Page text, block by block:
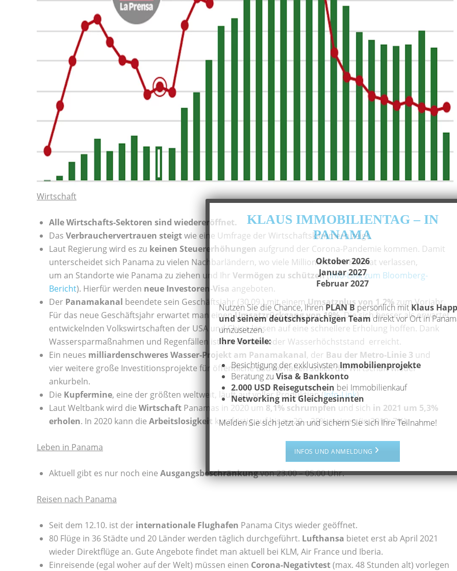
Wirtschaft
Alle Wirtschafts-Sektoren sind wiedereröffnet.
Das Verbrauchervertrauen steigtwie eine Umfrage der Wirtschaftskammern zeigt.
Laut Regierung wird es zu keinen Steuererhöhungen aufgrund der Corona-Pandemie kommen. Damit
unterscheidet sich Panama zu vielen Nachbarländern, wo viele Millionäre ihre Heimat verlassen,
um an Standorte wie Panama zu ziehen und Ihr Vermögen zu schützen(Info-Link zum Bloomberg-
Bericht). Hierfür werden neue Investoren-Visa angeboten.
Der Panamakanal beendete sein Geschäftsjahr (30.09.) mit einemUmsatzplus von 1,2% zum Vorjahr.
Für das neue Geschäftsjahr erwartet man einenUmsatzrückgang von 10%. Die sich besser als erwartet
entwickelnden Volkswirtschaften der USA und China lassen auf eine schnellere Erholung hoffen. Dank
Wassersparmaßnahmen und Regenfällen ist am Kanal wieder Wasserhöchststand erreicht.
Ein neues milliardenschweres Wasser-Projekt am Panamakanal, der Bau der Metro-Linie 3 und
vier weitere große Investitionsprojekte für öffentliche Bauvorhaben sollen die Wirtschaft wieder
ankurbeln.
Die Kupfermine, eine der größten weltweit, läuft auf voller Produktion (Info-Link).
Laut Weltbank wird die Wirtschaft Panamas in 2020 um 8,1% schrumpfen und sich in 2021 um 5,3%
erholen. In 2020 kann die Arbeitslosigkeit kurzfristig auf bis zu 20 – 25% steigen (in 2019: 7%).
Leben in Panama
Aktuell gibt es nur noch eine Ausgangsbeschränkungvon 23.00 – 05.00 Uhr.
Reisen nach Panama
Seit dem 12.10. ist der internationale Flughafen Panama Citys wieder geöffnet.
80 Flüge in 36 Städte und 20 Länder werden täglich durchgeführt. Lufthansa bietet erst ab April 2021
wieder Direktflüge an. Gute Angebote findet man aktuell bei KLM, Air France und Iberia.
Einreisende (egal woher auf der Welt) müssen einen Corona-Negativtest(max. 48 Stunden alt) vorlegen
KLAUS IMMOBILIENTAG – IN
PANAMA
Oktober 2026
Januar 2027
Februar 2027
Nutzen Sie die Chance, IhrenPLAN Bpersönlich mitKlaus
und seinem deutschsprachigen Teamdirekt vor Ort in
umzusetzen.
Ihre Vorteile:
Besichtigung der exklusivstenImmobilienprojekte
Beratung zuVisa & Bankkonto
2.000 USD Reisegutschein bei Immobilienkauf
Networking mit Gleichgesinnten
Melden Sie sich jetzt an und sichern Sie sich Ihre Teilnahme!
INFOS UND ANMELDUNG